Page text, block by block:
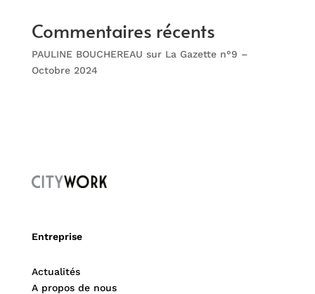
Commentaires récents
PAULINE BOUCHEREAU sur La Gazette n°9 –
Octobre 2024
Entreprise
Actualités
A propos de nous